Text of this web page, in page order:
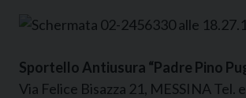
Sportello Antiusura “Padre Pino
Via Felice Bisazza 21, MESSINA Tel.